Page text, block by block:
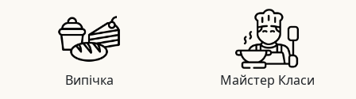
Випічка Майстер Класи